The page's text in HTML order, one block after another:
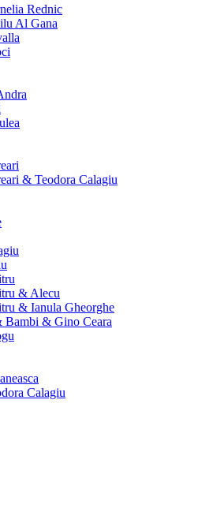
Rednic
Al Gana
& Teodora Calagiu
& Alecu
& Ianula Gheorghe
Bambi & Gino Ceara
Calagiu